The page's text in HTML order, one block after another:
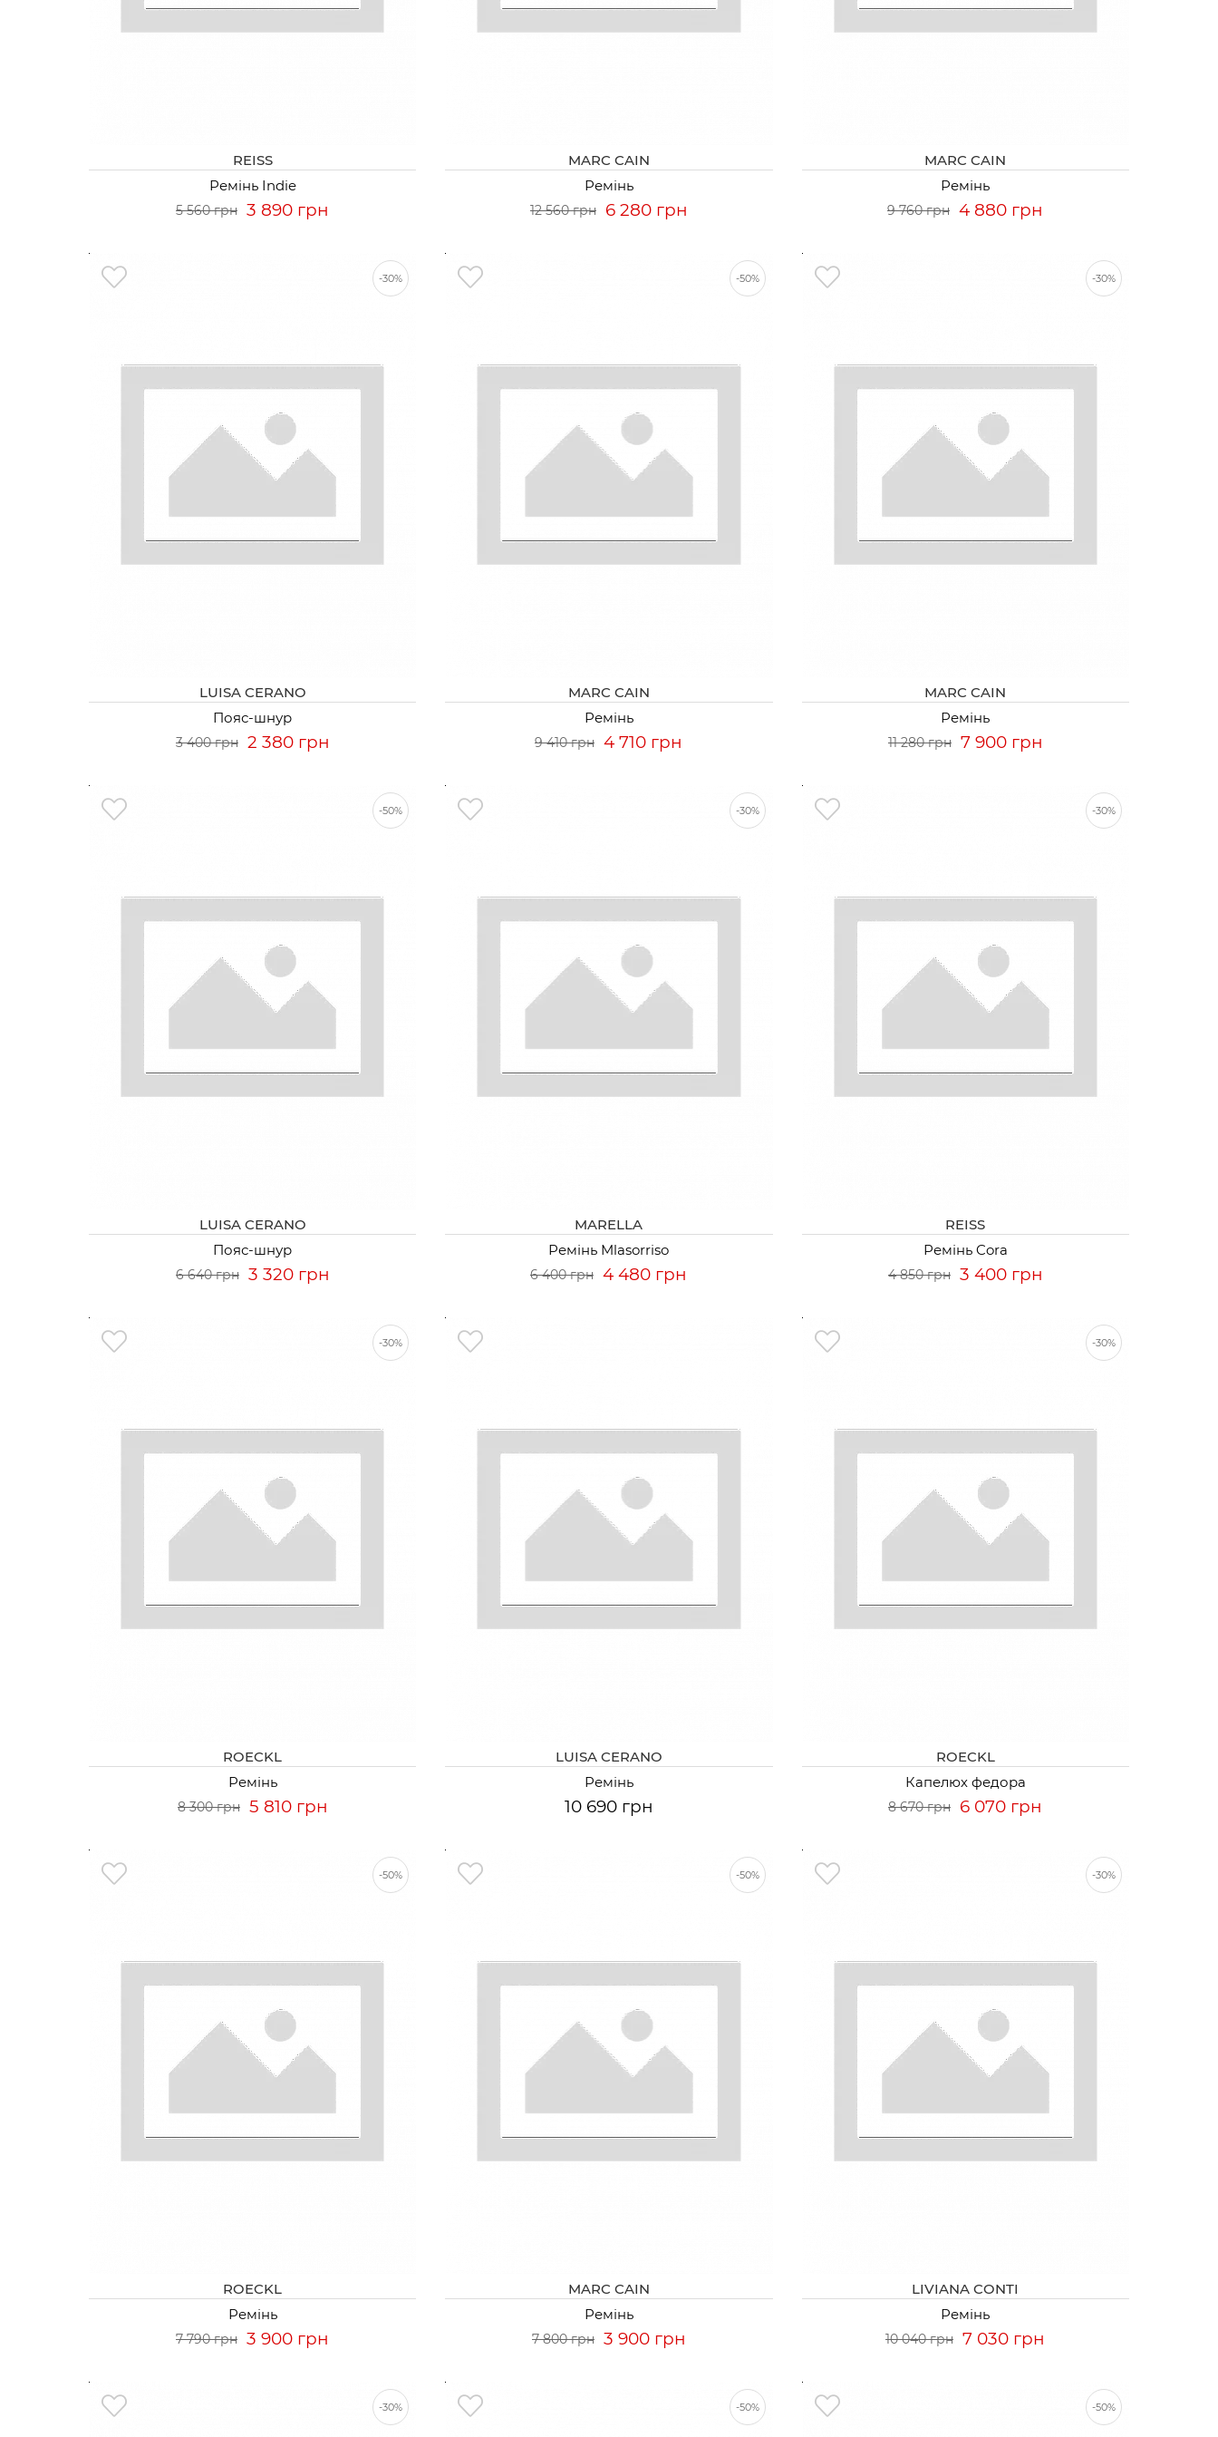
REISS
Ремінь Indie
5 560 грн 3 890 грн
MARC CAIN
Ремінь
12 560 грн 6 280 грн
MARC CAIN
Ремінь
9 760 грн 4 880 грн
-30%
LUISA CERANO
Пояс-шнур
3 400 грн 2 380 грн
-50%
MARC CAIN
Ремінь
9 410 грн 4 710 грн
-30%
MARC CAIN
Ремінь
11 280 грн 7 900 грн
-50%
LUISA CERANO
Пояс-шнур
6 640 грн 3 320 грн
-30%
MARELLA
Ремінь Mlasorriso
6 400 грн 4 480 грн
-30%
REISS
Ремінь Cora
4 850 грн 3 400 грн
-30%
ROECKL
Ремінь
8 300 грн 5 810 грн
LUISA CERANO
Ремінь
10 690 грн
-30%
ROECKL
Капелюх федора
8 670 грн 6 070 грн
-50%
ROECKL
Ремінь
7 790 грн 3 900 грн
-50%
MARC CAIN
Ремінь
7 800 грн 3 900 грн
-30%
LIVIANA CONTI
Ремінь
10 040 грн 7 030 грн
-30% -50% -50%